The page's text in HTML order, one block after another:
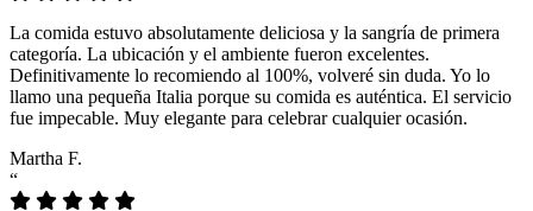
La comida estuvo absolutamente deliciosa y la sangría de primera
categoría. La ubicación y el ambiente fueron excelentes.
Definitivamente lo recomiendo al 100%, volveré sin duda. Yo lo
llamo una pequeña Italia porque su comida es auténtica. El servicio
fue impecable. Muy elegante para celebrar cualquier ocasión.
Martha F.
“